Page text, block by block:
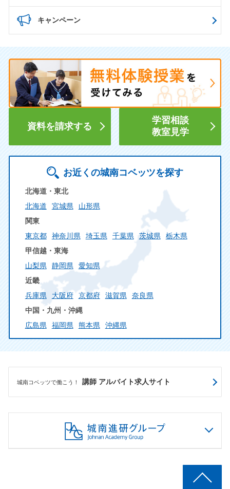
キャンペーン
資料を請求する
学習相談
教室見学
お近くの城南コベッツを探す
北海道・東北
北海道
宮城県
山形県
関東
東京都
神奈川県 埼玉県 千葉県 茨城県
栃木県
甲信越・東海
山梨県
静岡県
愛知県
近畿
兵庫県
大阪府 京都府 滋賀県
奈良県
中国・九州・沖縄
広島県
福岡県 熊本県 沖縄県
城南コベッツで働こう！ 講師 アルバイト求人サイト